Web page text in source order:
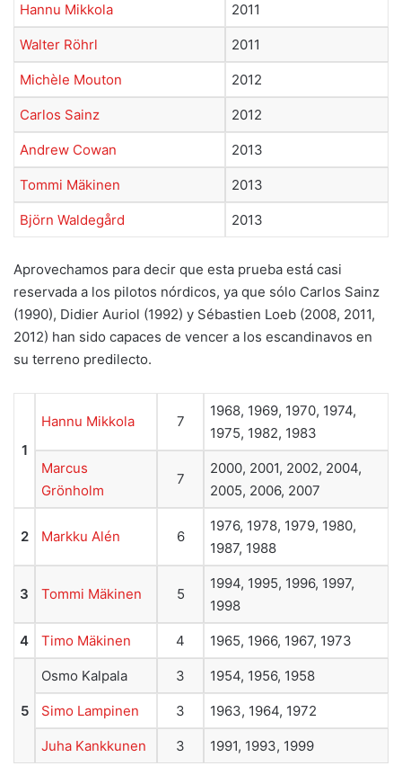
Hannu Mikkola 2011
Walter Röhrl 2011
Michèle Mouton 2012
Carlos Sainz 2012
Andrew Cowan 2013
Tommi Mäkinen 2013
Björn Waldegård 2013
Aprovechamos para decir que esta prueba está casi
reservada a los pilotos nórdicos, ya que sólo Carlos Sainz
(1990), Didier Auriol (1992) y Sébastien Loeb (2008, 2011,
2012) han sido capaces de vencer a los escandinavos en
su terreno predilecto.
1
Hannu Mikkola 7
1968, 1969, 1970, 1974,
1975, 1982, 1983
Marcus
Grönholm
7
2000, 2001, 2002, 2004,
2005, 2006, 2007
2 Markku Alén 6
1976, 1978, 1979, 1980,
1987, 1988
3 Tommi Mäkinen 5
1994, 1995, 1996, 1997,
1998
4 Timo Mäkinen 4 1965, 1966, 1967, 1973
5
Osmo Kalpala 3 1954, 1956, 1958
Simo Lampinen 3 1963, 1964, 1972
Juha Kankkunen 3 1991, 1993, 1999